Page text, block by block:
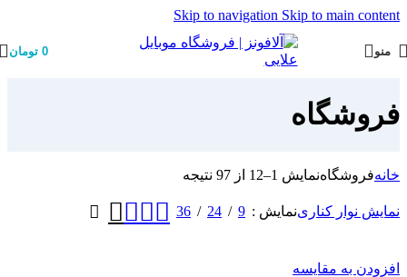
Skip to navigation Skip to main content
منو 0 تومان
فروشگاه
خانهفروشگاهنمایش 1–12 از 97 نتیجه
نمایش نوار کنارینمایش 9
24
36
افزودن به مقایسه